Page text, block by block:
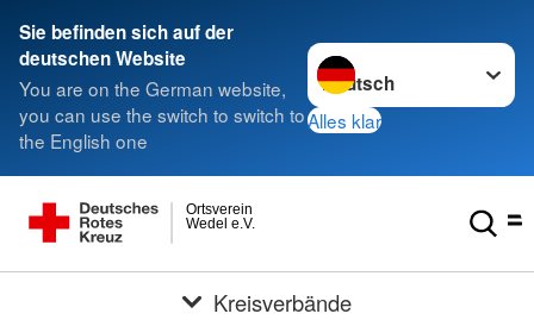
Sie befinden sich auf der
deutschen Website
You are on the German website,
you can use the switch to switch to
the English one
Sprache wechseln zu
Alles klar
Wedel e.V.
Ortsverein
Kreisverbände